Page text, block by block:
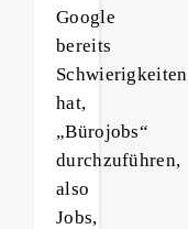
Google
bereits
Schwierigkeiten
hat,
„Bürojobs“
durchzuführen,
also
Jobs,